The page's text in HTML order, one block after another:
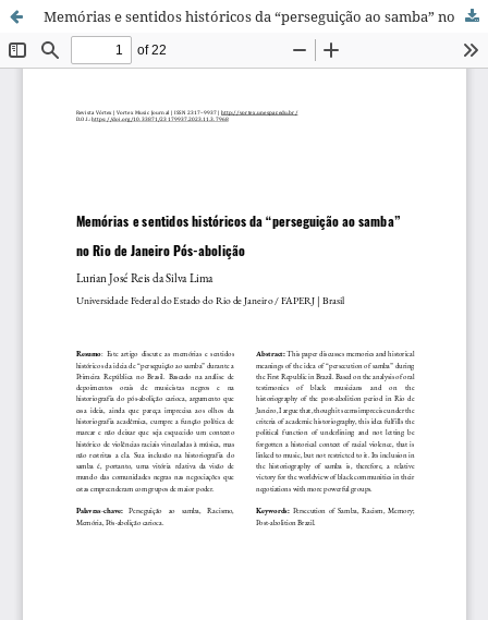
Memórias e sentidos históricos da “perseguição ao samba” no Rio de Janeiro Pós-abolição